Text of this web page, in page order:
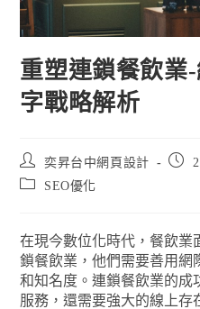
重塑連鎖餐飲業
字戰略解析
奕昇台中網頁設計
SEO優化
在現今數位化時代，餐飲業
鎖餐飲業，他們需要善用網
和知名度。連鎖餐飲業的成
服務，還需要強大的線上存